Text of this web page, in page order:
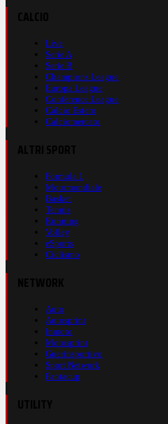
Live
Serie A
Serie B
Champions League
Europa League
Conference League
Calcio Estero
Calciomercato
Formula 1
Motomondiale
Basket
Tennis
Running
Volley
eSports
Ciclismo
Auto
Autosprint
Inmoto
Motosprint
Guerinsportivo
Sport Network
Fantacup